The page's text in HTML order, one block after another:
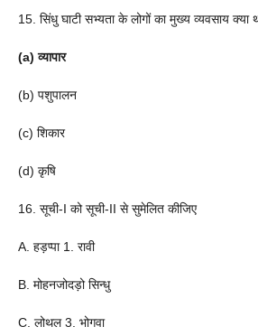
15. सिंधु घाटी सभ्यता के लोगों का मुख्य व्यवसाय क्या
(a) व्यापार
(b) पशुपालन
(c) शिकार
(d) कृषि
16. सूची-I को सूची-II से सुमेलित कीजिए
A. हड़प्पा 1. रावी
B. मोहनजोदड़ो सिन्धु
C. लोथल 3. भोगवा